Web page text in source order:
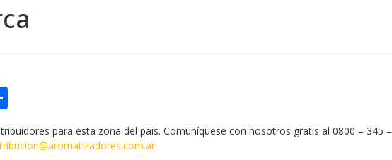
para esta zona del pais. Comuníquese con nosotros gratis al 0800 – 345 –